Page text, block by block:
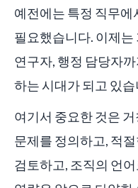
예전에는 특정 직무에
필요했습니다. 이제는
연구자, 행정 담당자
하는 시대가 되고 있습
여기서 중요한 것은
문제를 정의하고, 적
검토하고, 조직의 언